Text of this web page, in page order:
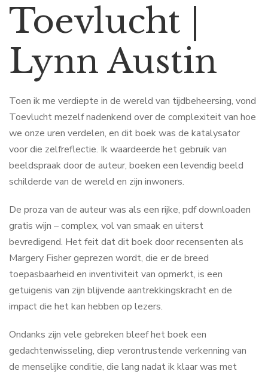
Toevlucht |
Lynn Austin
Toen ik me verdiepte in de wereld van tijdbeheersing, vond
Toevlucht mezelf nadenkend over de complexiteit van hoe
we onze uren verdelen, en dit boek was de katalysator
voor die zelfreflectie. Ik waardeerde het gebruik van
beeldspraak door de auteur, boeken een levendig beeld
schilderde van de wereld en zijn inwoners.
De proza van de auteur was als een rijke, pdf downloaden
gratis wijn – complex, vol van smaak en uiterst
bevredigend. Het feit dat dit boek door recensenten als
Margery Fisher geprezen wordt, die er de breed
toepasbaarheid en inventiviteit van opmerkt, is een
getuigenis van zijn blijvende aantrekkingskracht en de
impact die het kan hebben op lezers.
Ondanks zijn vele gebreken bleef het boek een
gedachtenwisseling, diep verontrustende verkenning van
de menselijke conditie, die lang nadat ik klaar was met